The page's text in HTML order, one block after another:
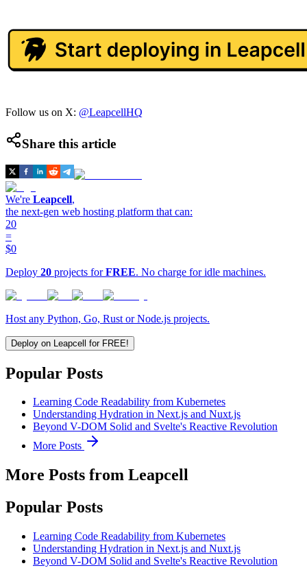
Follow us on X: @LeapcellHQ
Share this article
We're Leapcell,
the next-gen web hosting platform that can:
20
=
$0
Deploy 20 projects forFREE. No charge for idle machines.
Host any Python, Go, Rust or Node.js projects.
Deploy on Leapcell for FREE!
Popular Posts
Learning Code Readability from Kubernetes
Understanding Hydration in Next.js and Nuxt.js
Beyond V-DOM Solid and Svelte's Reactive Revolution
More Posts
More Posts from Leapcell
Popular Posts
Learning Code Readability from Kubernetes
Understanding Hydration in Next.js and Nuxt.js
Beyond V-DOM Solid and Svelte's Reactive Revolution